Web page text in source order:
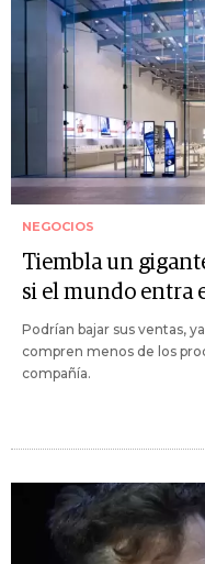
NEGOCIOS
Tiembla un
si el mundo entra
Podrían bajar sus ventas,
compren menos de los
compañía.